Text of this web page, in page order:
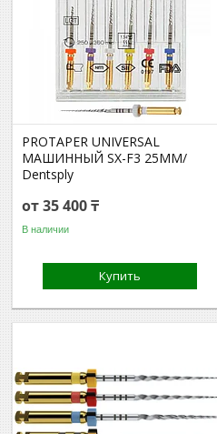
PROTAPER UNIVERSAL
МАШИННЫЙ SX-F3 25ММ/
Dentsply
от 35 400 ₸
В наличии
Купить